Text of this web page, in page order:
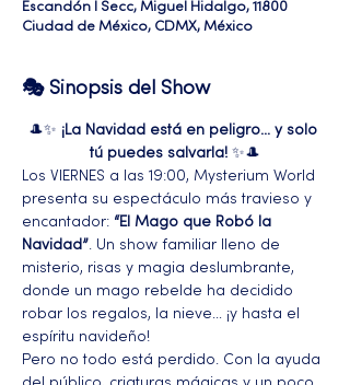
Escandón I Secc, Miguel Hidalgo, 11800
Ciudad de México, CDMX, México
🎭 Sinopsis del Show
🎩✨ ¡La Navidad está en peligro… y solo
tú puedes salvarla! ✨🎩
Los VIERNES a las 19:00, Mysterium World
presenta su espectáculo más travieso y
encantador: “El Mago que Robó la
Navidad”. Un show familiar lleno de
misterio, risas y magia deslumbrante,
donde un mago rebelde ha decidido
robar los regalos, la nieve… ¡y hasta el
espíritu navideño!
Pero no todo está perdido. Con la ayuda